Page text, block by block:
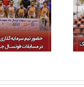
برگزاری دومین دوره
مسابقات ورزشی
ساب‌هلدینگ‌های گروه
صنعتی گلرنگ